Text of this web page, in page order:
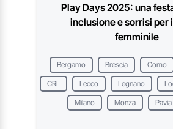
Play Days 2025: una
inclusione e sorrisi per
femminile
Bergamo Brescia Como
CRL Lecco Legnano
Milano Monza Pavia